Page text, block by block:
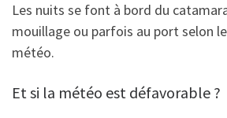
Les nuits se font à bord du
mouillage ou parfois au port selon
météo.
Et si la météo est défavorable ?